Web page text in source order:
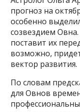
прогноз на
особенно
созвездием
поставит их
возможно,
вектор развития.
По словам
для Овнов